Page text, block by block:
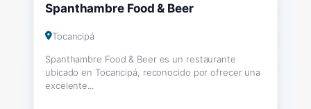
Spanthambre Food & Beer
Tocancipá
Spanthambre Food & Beer es un restaurante
ubicado en Tocancipá, reconocido por ofrecer una
excelente...